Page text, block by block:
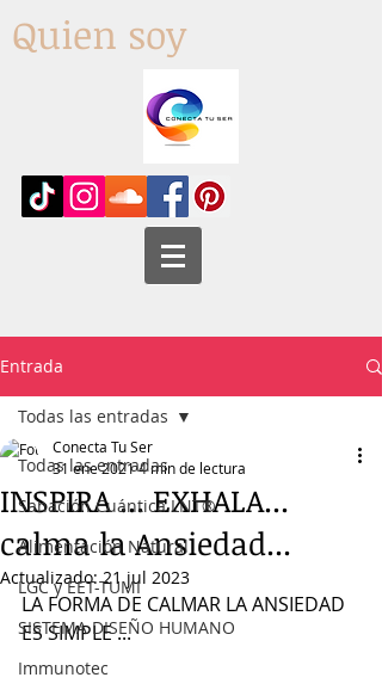
Quien soy
Entrada
Todas las entradas
Sanación Cuántica LNT®
Alimentación Natural
LGC y EET-TUMI
SISTEMA DISEÑO HUMANO
Immunotec
Todas las entradas
INSPIRA ... EXHALA...
calma la Ansiedad...
Conecta Tu Ser
31 ene 20214 min de lectura
Actualizado:21 jul 2023
LA FORMA DE CALMAR LA ANSIEDAD
ES SIMPLE ...